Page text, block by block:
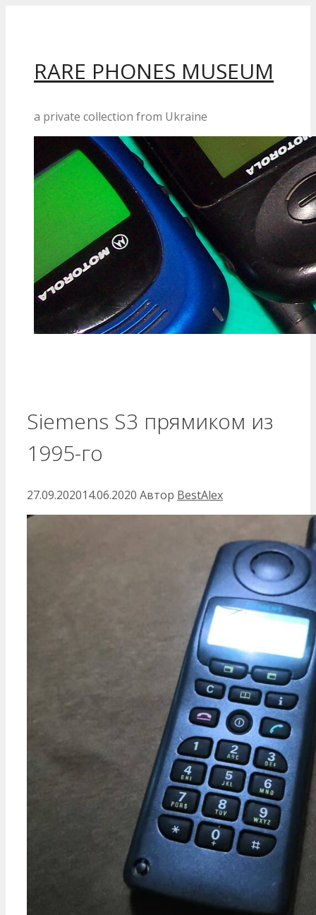
RARE PHONES MUSEUM
a private collection from Ukraine
Siemens S3 прямиком из
1995-го
27.09.202014.06.2020 Автор BestAlex